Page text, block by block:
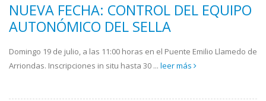
NUEVA FECHA: CONTROL DEL EQUIPO
AUTONÓMICO DEL SELLA
Domingo 19 de julio, a las 11:00 horas en el Puente Emilio Llamedo de
Arriondas. Inscripciones in situ hasta 30 ... leer más